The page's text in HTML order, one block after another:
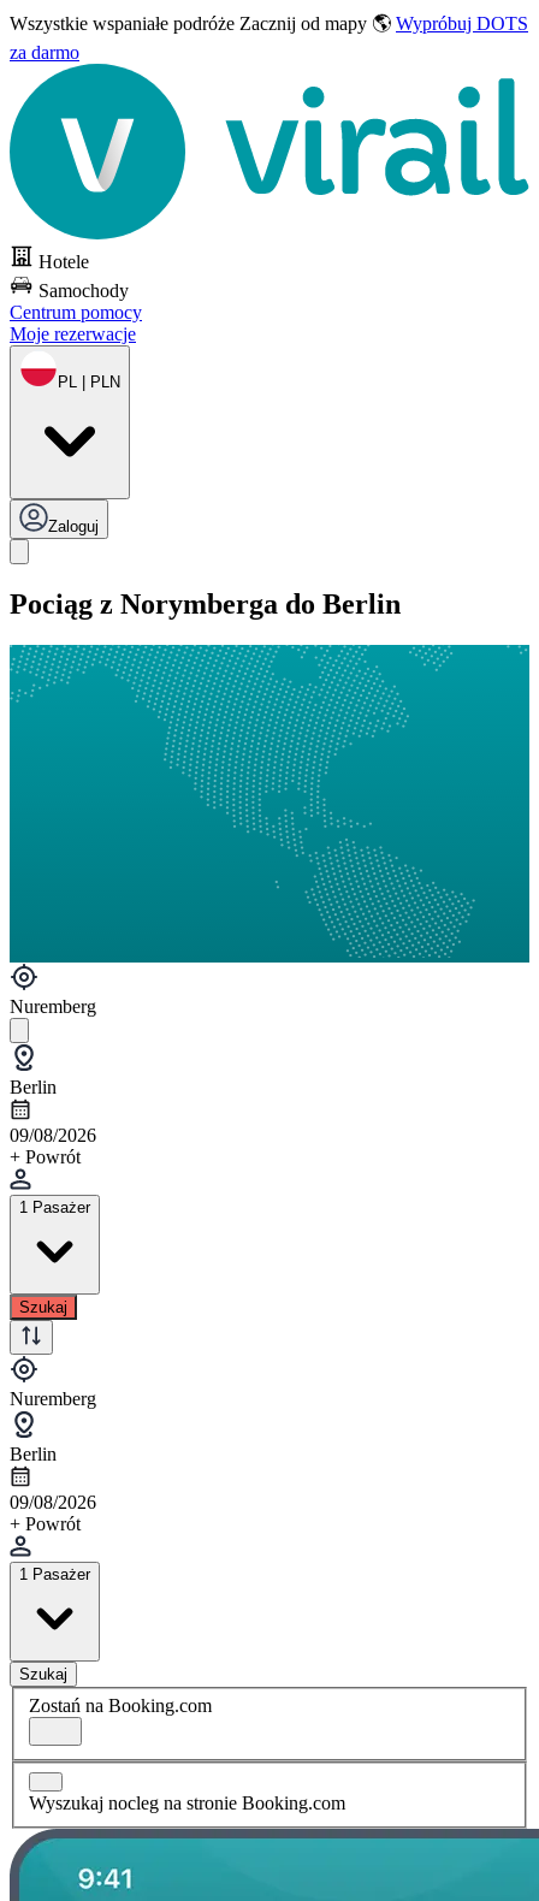
Wszystkie wspaniałe podróże Zacznij od mapy 🌎 Wypróbuj DOTS
za darmo
Hotele
Samochody
Centrum pomocy
Moje rezerwacje
PL | PLN
Zaloguj
Pociąg z Norymberga do Berlin
Nuremberg
Berlin
09/08/2026
+ Powrót
1 Pasażer
Szukaj
Nuremberg
Berlin
09/08/2026
+ Powrót
1 Pasażer
Szukaj
Zostań na Booking.com
Wyszukaj nocleg na stronie Booking.com